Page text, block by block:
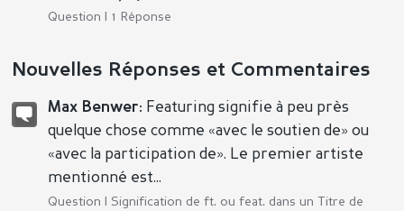
Question | 1 Réponse
Nouvelles Réponses et Commentaires
Max Benwer: Featuring signifie à peu près
quelque chose comme «avec le soutien de» ou
«avec la participation de». Le premier artiste
mentionné est...
Question | Signification de ft. ou feat. dans un Titre de